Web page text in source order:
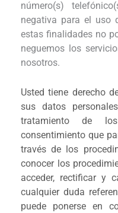
número(s)
negativa para el uso
estas finalidades no
neguemos los
nosotros.
Usted tiene derecho
sus datos
tratamiento de
consentimiento que
través de los
conocer los
acceder, rectificar y
cualquier duda
puede ponerse en